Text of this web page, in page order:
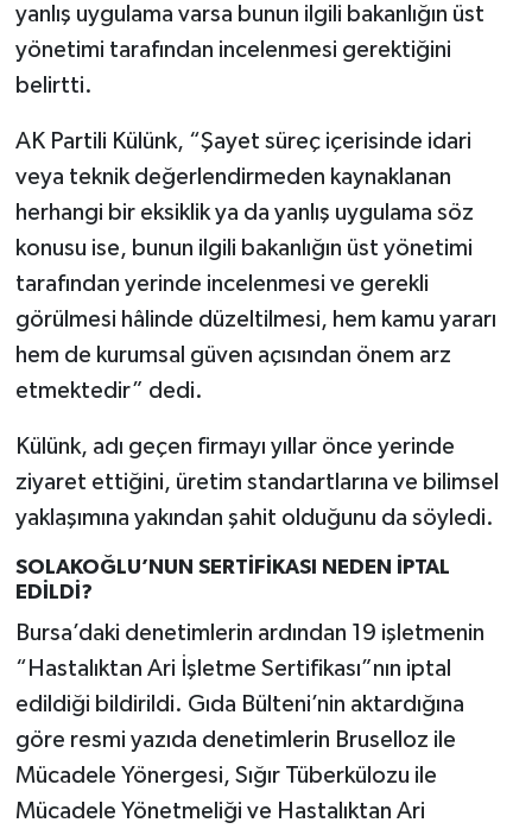
yanlış uygulama varsa bunun ilgili bakanlığın üst
yönetimi tarafından incelenmesi gerektiğini
belirtti.
AK Partili Külünk, “Şayet süreç içerisinde idari
veya teknik değerlendirmeden kaynaklanan
herhangi bir eksiklik ya da yanlış uygulama söz
konusu ise, bunun ilgili bakanlığın üst yönetimi
tarafından yerinde incelenmesi ve gerekli
görülmesi hâlinde düzeltilmesi, hem kamu yararı
hem de kurumsal güven açısından önem arz
etmektedir” dedi.
Külünk, adı geçen firmayı yıllar önce yerinde
ziyaret ettiğini, üretim standartlarına ve bilimsel
yaklaşımına yakından şahit olduğunu da söyledi.
SOLAKOĞLU’NUN SERTİFİKASI NEDEN İPTAL
EDİLDİ?
Bursa’daki denetimlerin ardından 19 işletmenin
“Hastalıktan Ari İşletme Sertifikası”nın iptal
edildiği bildirildi. Gıda Bülteni’nin aktardığına
göre resmi yazıda denetimlerin Bruselloz ile
Mücadele Yönergesi, Sığır Tüberkülozu ile
Mücadele Yönetmeliği ve Hastalıktan Ari